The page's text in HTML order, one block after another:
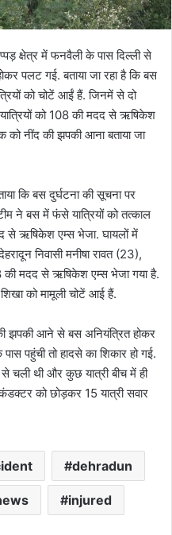
क्षेत्र में फनवैली के पास दिल्ली से
पलट गई. बताया जा रहा है कि बस
को चोटें आईं हैं. जिनमें से दो
यात्रियों को 108 की मदद से ऋषिकेश
को नींद की झपकी आना बताया जा
कि बस दुर्घटना की सूचना पर
ने बस में फंसे यात्रियों को तत्काल
से ऋषिकेश एम्स भेजा. घायलों में
निवासी मनीषा रावत (23),
की मदद से ऋषिकेश एम्स भेजा गया है.
को मामूली चोटें आई हैं.
झपकी आने से बस अनियंत्रित होकर
पहुंची तो हादसे का शिकार हो गई.
चली थी और कुछ यात्री बीच में ही
को छोड़कर 15 यात्री सवार
dehradun
injured